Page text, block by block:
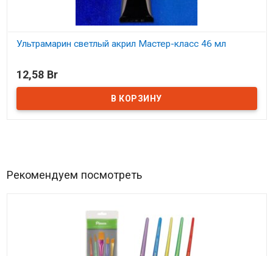
Ультрамарин светлый акрил Мастер-класс 46 мл
12,58 Br
Рекомендуем посмотреть